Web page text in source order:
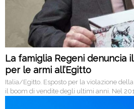
La famiglia Regeni denuncia
per le armi all’Egitto
Italia/Egitto. Esposto per la violazione
il boom di vendite degli ultimi anni. Nel